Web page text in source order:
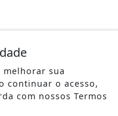
melhorar sua
continuar o acesso,
com nossos Termos